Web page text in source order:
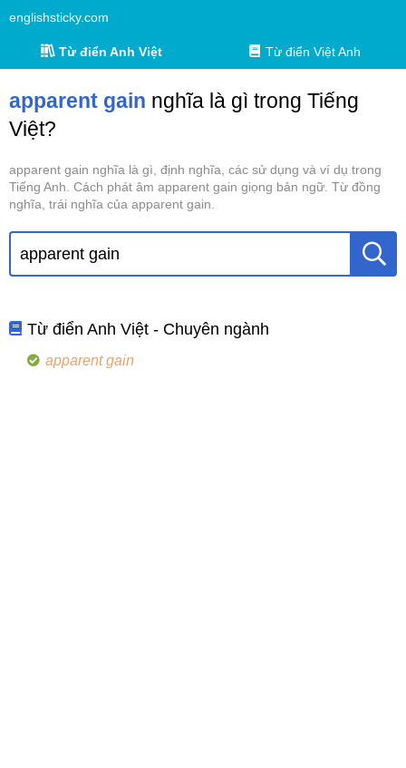
englishsticky.com
Từ điển Anh Việt Từ điển Việt Anh
apparent gain nghĩa là gì trong Tiếng
Việt?
apparent gain nghĩa là gì, định nghĩa, các sử dụng và ví dụ trong
Tiếng Anh. Cách phát âm apparent gain giọng bản ngữ. Từ đồng
nghĩa, trái nghĩa của apparent gain.
Từ điển Anh Việt - Chuyên ngành
apparent gain